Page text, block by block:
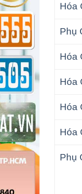
Hóa
Phụ
Hóa
Hóa
Hóa
Hóa
Phụ